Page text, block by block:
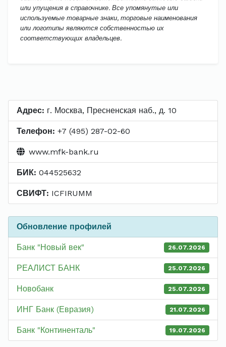
или упущения в справочнике. Все упомянутые или
используемые товарные знаки, торговые наименования
или логотипы являются собственностью их
соответствующих владельцев.
Адрес: г. Москва, Пресненская наб., д. 10
Телефон: +7 (495) 287-02-60
www.mfk-bank.ru
БИК: 044525632
СВИФТ: ICFIRUMM
Обновление профилей
Банк "Новый век" 26.07.2026
РЕАЛИСТ БАНК 25.07.2026
Новобанк 25.07.2026
ИНГ Банк (Евразия) 21.07.2026
Банк "Континенталь" 19.07.2026